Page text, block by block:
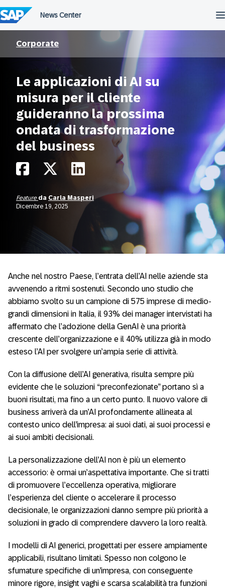
al
contenuto
Corporate
Le applicazioni di AI su
misura per il cliente
guideranno la prossima
ondata di trasformazione
del business
Feature da Carla Masperi
Dicembre 19, 2025
Anche nel nostro Paese, l’entrata dell’AI nelle aziende sta
avvenendo a ritmi sostenuti. Secondo uno studio che
abbiamo svolto su un campione di 575 imprese di medio-
grandi dimensioni in Italia, il 93% dei manager intervistati ha
affermato che l’adozione della GenAI è una priorità
crescente dell’organizzazione e il 40% utilizza già in modo
esteso l’AI per svolgere un’ampia serie di attività.
Con la diffusione dell’AI generativa, risulta sempre più
evidente che le soluzioni “preconfezionate” portano sì a
buoni risultati, ma fino a un certo punto. Il nuovo valore di
business arriverà da un’AI profondamente allineata al
contesto unico dell’impresa: ai suoi dati, ai suoi processi e
ai suoi ambiti decisionali.
La personalizzazione dell’AI non è più un elemento
accessorio: è ormai un’aspettativa importante. Che si tratti
di promuovere l’eccellenza operativa, migliorare
l’esperienza del cliente o accelerare il processo
decisionale, le organizzazioni danno sempre più priorità a
soluzioni in grado di comprendere davvero la loro realtà.
I modelli di AI generici, progettati per essere ampiamente
applicabili, risultano limitati. Spesso non colgono le
sfumature specifiche di un’impresa, con conseguente
minore rigore, insight vaghi e scarsa scalabilità tra funzioni